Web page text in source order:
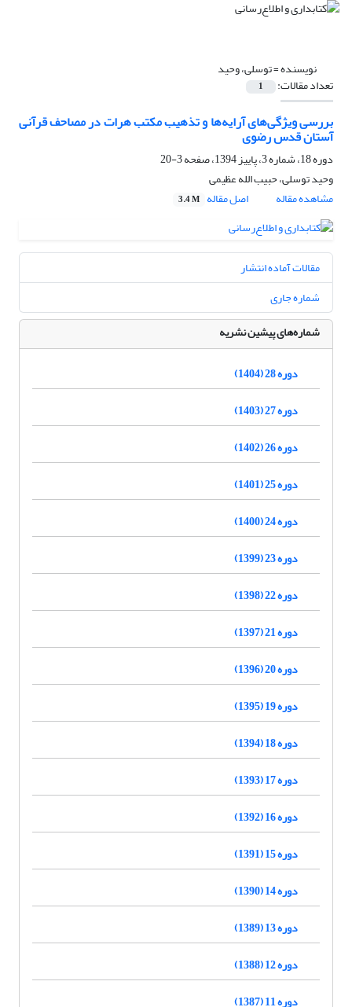
نویسنده =توسلی، وحید
تعداد مقالات: 1
بررسی ویژگی‌های آرایه‌ها و تذهیب مکتب هرات در مصاحف قرآنی
آستان قدس رضوی
دوره 18، شماره 3، پاییز 1394، صفحه
3-20
وحید توسلی، حبیب الله عظیمی
مشاهده مقاله
اصل مقاله 3.4 M
مقالات آماده انتشار
شماره جاری
شماره‌های پیشین نشریه
دوره 28 (1404)
دوره 27 (1403)
دوره 26 (1402)
دوره 25 (1401)
دوره 24 (1400)
دوره 23 (1399)
دوره 22 (1398)
دوره 21 (1397)
دوره 20 (1396)
دوره 19 (1395)
دوره 18 (1394)
دوره 17 (1393)
دوره 16 (1392)
دوره 15 (1391)
دوره 14 (1390)
دوره 13 (1389)
دوره 12 (1388)
دوره 11 (1387)